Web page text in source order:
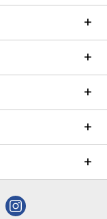
gestendo
del sistema.
come la tua
di inattività
servizio su